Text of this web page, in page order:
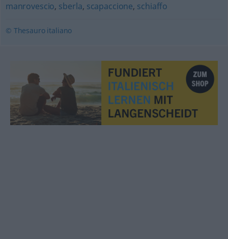
manrovescio, sberla, scapaccione, schiaffo
© Thesauro italiano